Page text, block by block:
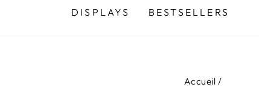
DISPLAYS
BESTSELLERS
Accueil /